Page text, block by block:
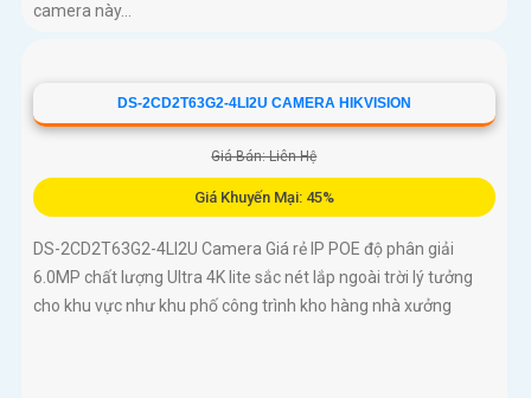
camera này...
DS-2CD2T63G2-4LI2U CAMERA HIKVISION
Giá Bán: Liên Hệ
Giá Khuyến Mại: 45%
DS-2CD2T63G2-4LI2U Camera Giá rẻ IP POE độ phân giải
6.0MP chất lượng Ultra 4K lite sắc nét lắp ngoài trời lý tưởng
cho khu vực như khu phố công trình kho hàng nhà xưởng